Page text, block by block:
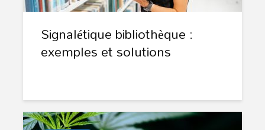
Signalétique bibliothèque :
exemples et solutions